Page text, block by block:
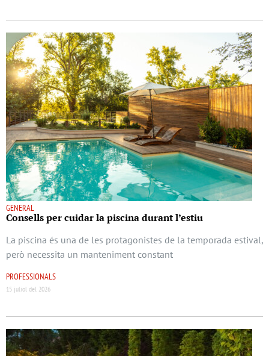
GENERAL
Consells per cuidar la piscina durant l’estiu
La piscina és una de les protagonistes de la temporada estival,
però necessita un manteniment constant
PROFESSIONALS
15 juliol del 2026